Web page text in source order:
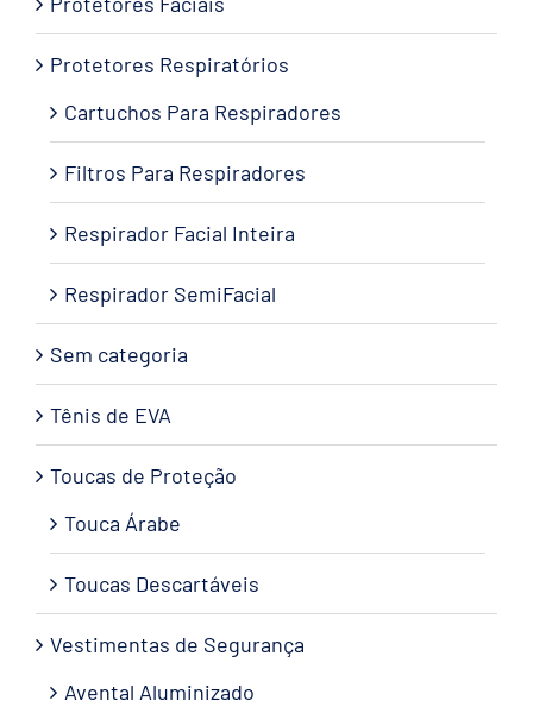
Protetores Respiratórios
Cartuchos Para Respiradores
Filtros Para Respiradores
Respirador Facial Inteira
Respirador SemiFacial
Sem categoria
Tênis de EVA
Toucas de Proteção
Touca Árabe
Toucas Descartáveis
Vestimentas de Segurança
Avental Aluminizado